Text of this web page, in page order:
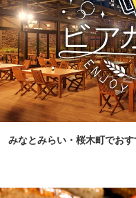
みなとみらい・桜木町でお